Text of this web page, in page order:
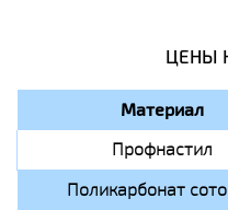
ЦЕНЫ
Материал
Профнастил
Поликарбонат